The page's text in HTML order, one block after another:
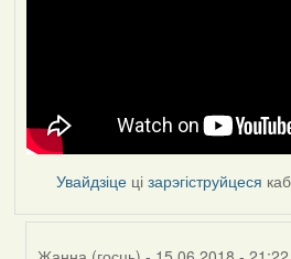
Увайдзіце цізарэгіструйцеся